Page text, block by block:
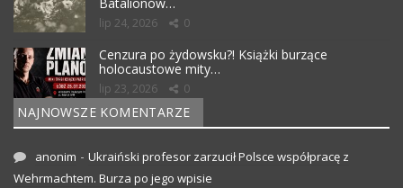
lip 24, 2026 0
Cenzura po żydowsku?! Książki burzące
holocaustowe mity…
lip 23, 2026 0
NAJNOWSZE KOMENTARZE
anonim - Ukraiński profesor zarzucił Polsce współpracę z
Wehrmachtem. Burza po jego wpisie